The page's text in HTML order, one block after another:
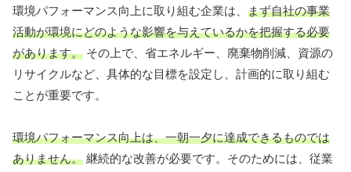
環境パフォーマンス向上に取り組む企業は、 まず自社の事業
活動が環境にどのような影響を与えているかを把握する必要
があります。 その上で、省エネルギー、廃棄物削減、資源の
リサイクルなど、具体的な目標を設定し、計画的に取り組む
ことが重要です。
環境パフォーマンス向上は、一朝一夕に達成できるものでは
ありません。 継続的な改善が必要です。そのためには、従業